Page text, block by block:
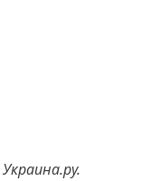
Украина.ру.